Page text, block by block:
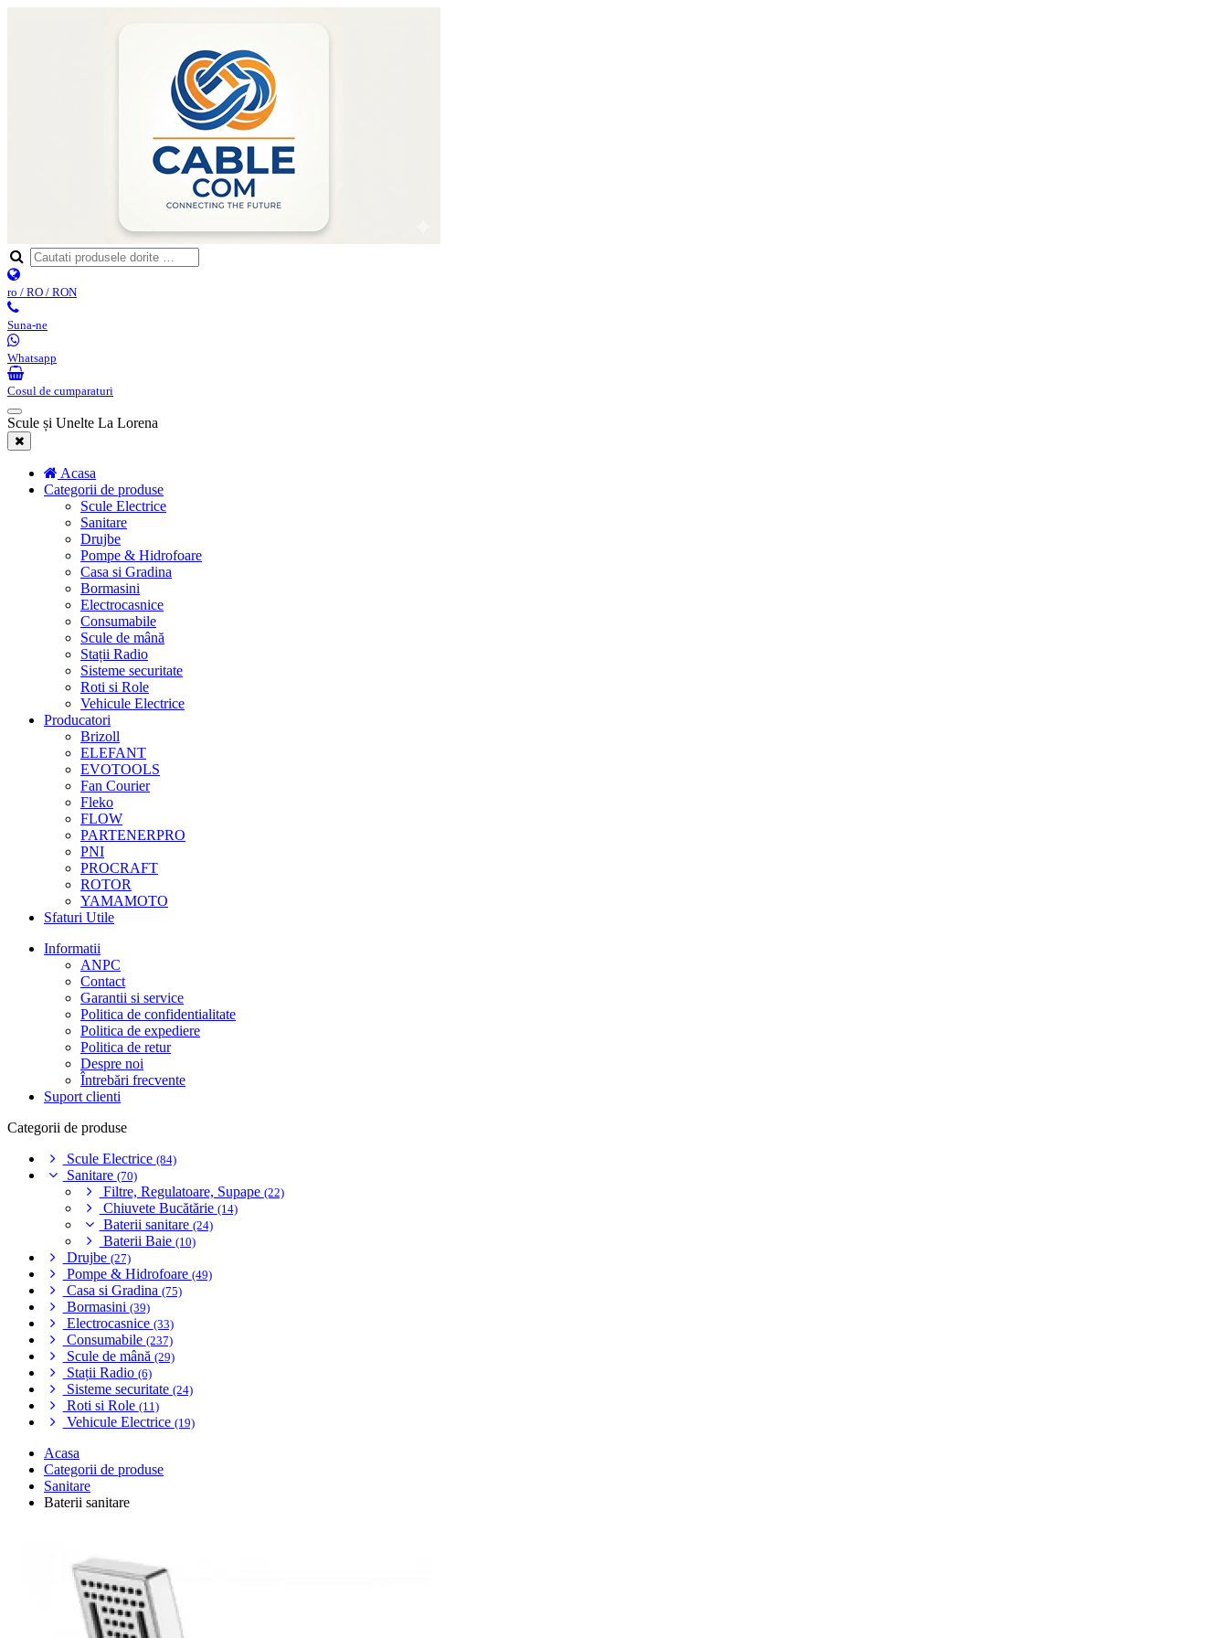
ro / RO / RON
Suna-ne
Whatsapp
Cosul de cumparaturi
Scule și Unelte La Lorena
Acasa
Categorii de produse
Scule Electrice
Sanitare
Drujbe
Pompe & Hidrofoare
Casa si Gradina
Bormasini
Electrocasnice
Consumabile
Scule de mână
Stații Radio
Sisteme securitate
Roti si Role
Vehicule Electrice
Producatori
Brizoll
ELEFANT
EVOTOOLS
Fan Courier
Fleko
FLOW
PARTENERPRO
PNI
PROCRAFT
ROTOR
YAMAMOTO
Sfaturi Utile
Informatii
ANPC
Contact
Garantii si service
Politica de confidentialitate
Politica de expediere
Politica de retur
Despre noi
Întrebări frecvente
Suport clienti
Categorii de produse
Scule Electrice (84)
Sanitare (70)
Filtre, Regulatoare, Supape (22)
Chiuvete Bucătărie (14)
Baterii sanitare (24)
Baterii Baie (10)
Drujbe (27)
Pompe & Hidrofoare (49)
Casa si Gradina (75)
Bormasini (39)
Electrocasnice (33)
Consumabile (237)
Scule de mână (29)
Stații Radio (6)
Sisteme securitate (24)
Roti si Role (11)
Vehicule Electrice (19)
Acasa
Categorii de produse
Sanitare
Baterii sanitare